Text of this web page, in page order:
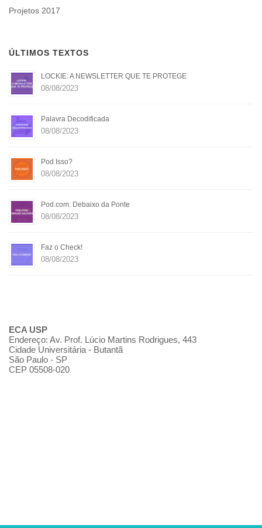
Projetos 2017
ÚLTIMOS TEXTOS
LOCKIE: A NEWSLETTER QUE TE PROTEGE
08/08/2023
Palavra Decodificada
08/08/2023
Pod Isso?
08/08/2023
Pod.com: Debaixo da Ponte
08/08/2023
Faz o Check!
08/08/2023
ECA USP
Endereço: Av. Prof. Lúcio Martins Rodrigues, 443
Cidade Universitária - Butantã
São Paulo - SP
CEP 05508-020